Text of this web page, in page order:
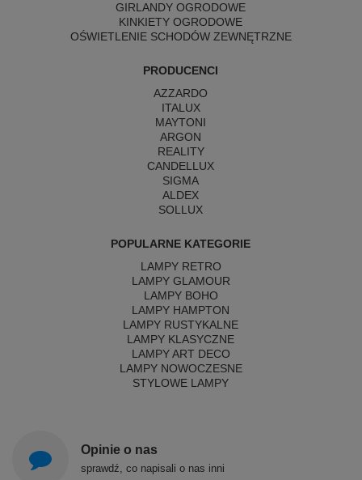
GIRLANDY OGRODOWE
KINKIETY OGRODOWE
OŚWIETLENIE SCHODÓW ZEWNĘTRZNE
PRODUCENCI
AZZARDO
ITALUX
MAYTONI
ARGON
REALITY
CANDELLUX
SIGMA
ALDEX
SOLLUX
POPULARNE KATEGORIE
LAMPY RETRO
LAMPY GLAMOUR
LAMPY BOHO
LAMPY HAMPTON
LAMPY RUSTYKALNE
LAMPY KLASYCZNE
LAMPY ART DECO
LAMPY NOWOCZESNE
STYLOWE LAMPY
Opinie o nas
sprawdź, co napisali o nas inni